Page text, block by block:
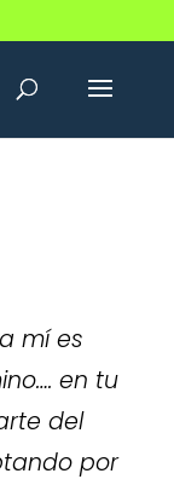
mí es
en tu
del
por